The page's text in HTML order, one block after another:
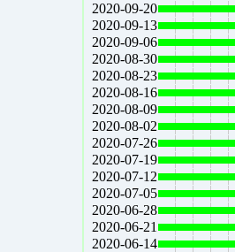
2020-09-20
2020-09-13
2020-09-06
2020-08-30
2020-08-23
2020-08-16
2020-08-09
2020-08-02
2020-07-26
2020-07-19
2020-07-12
2020-07-05
2020-06-28
2020-06-21
2020-06-14